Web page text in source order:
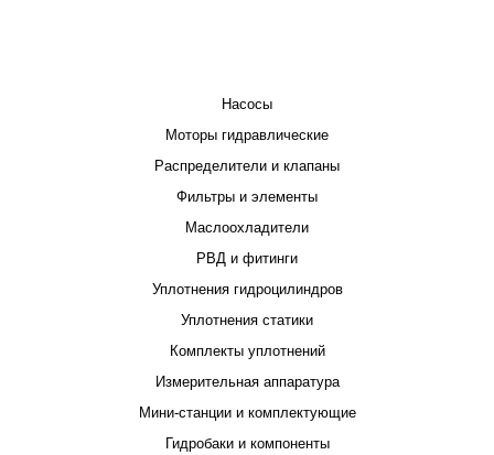
Насосы
Моторы гидравлические
Распределители и клапаны
Фильтры и элементы
Маслоохладители
РВД и фитинги
Уплотнения гидроцилиндров
Уплотнения статики
Комплекты уплотнений
Измерительная аппаратура
Мини-станции и комплектующие
Гидробаки и компоненты